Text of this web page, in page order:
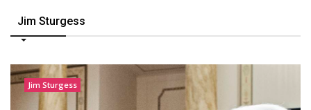
Jim Sturgess
Jim Sturgess